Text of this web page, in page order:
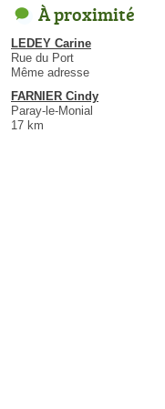
À proximité
LEDEY Carine
Rue du Port
Même adresse
FARNIER Cindy
Paray-le-Monial
17 km